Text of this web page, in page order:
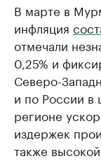
В марте в
инфляция
отмечали
0,25% и
Северо-
и по России в
регионе
издержек
также